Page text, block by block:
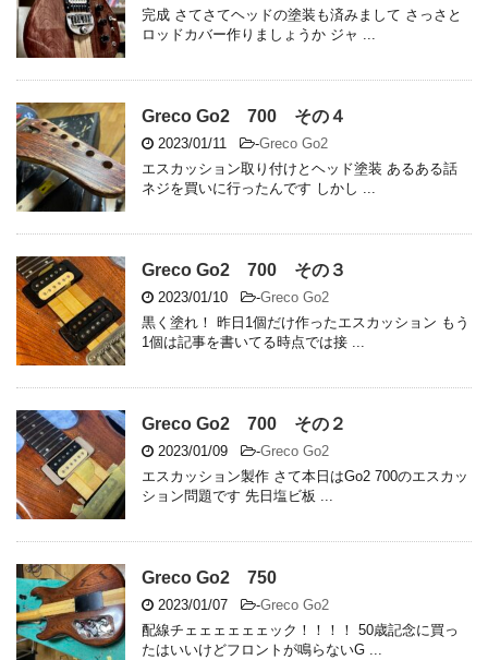
完成 さてさてヘッドの塗装も済みまして さっさと
ロッドカバー作りましょうか ジャ ...
Greco Go2 700 その４
2023/01/11 -Greco Go2
エスカッション取り付けとヘッド塗装 あるある話
ネジを買いに行ったんです しかし ...
Greco Go2 700 その３
2023/01/10 -Greco Go2
黒く塗れ！ 昨日1個だけ作ったエスカッション もう
1個は記事を書いてる時点では接 ...
Greco Go2 700 その２
2023/01/09 -Greco Go2
エスカッション製作 さて本日はGo2 700のエスカッ
ション問題です 先日塩ビ板 ...
Greco Go2 750
2023/01/07 -Greco Go2
配線チェェェェェェック！！！！ 50歳記念に買っ
たはいいけどフロントが鳴らないG ...